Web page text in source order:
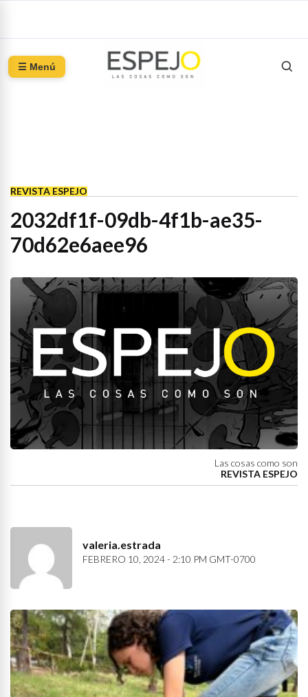
☰ Menú
REVISTA ESPEJO
2032df1f-09db-4f1b-ae35-
70d62e6aee96
Las cosas como son
REVISTA ESPEJO
valeria.estrada
FEBRERO 10, 2024 - 2:10 PM GMT-0700